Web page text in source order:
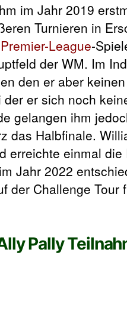
im Jahr 2019
Turnieren in
Premier-League-
der WM. Im
den er aber
er sich noch
gelangen ihm
das Halbfinale.
erreichte einmal
Jahr 2022
der Challenge Tour
Pally